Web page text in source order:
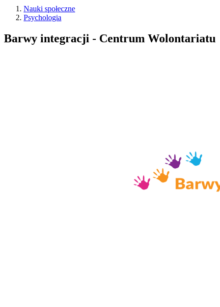
Nauki społeczne
Psychologia
Barwy integracji - Centrum Wolontariatu